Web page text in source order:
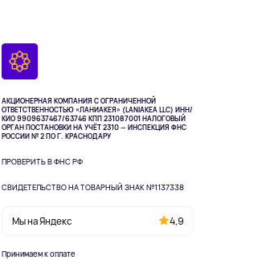
АКЦИОНЕРНАЯ КОМПАНИЯ С ОГРАНИЧЕННОЙ
ОТВЕТСТВЕННОСТЬЮ «ЛАНИАКЕЯ» (LANIAKEA LLC) ИНН/
КИО 9909637467/63746 КПП 231087001НАЛОГОВЫЙ
ОРГАН ПОСТАНОВКИ НА УЧЁТ 2310 — ИНСПЕКЦИЯ ФНС
РОССИИ № 2 ПО Г. КРАСНОДАРУ
ПРОВЕРИТЬ В ФНС РФ
СВИДЕТЕЛЬСТВО НА ТОВАРНЫЙ ЗНАК №1137338
Мы на Яндекс 4,9
Принимаем к оплате